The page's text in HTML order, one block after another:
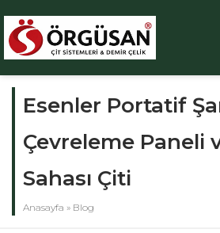
Esenler Portatif
Çevreleme Paneli
Sahası Çiti
Anasayfa » Blog